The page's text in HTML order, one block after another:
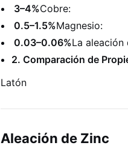
3–4%Cobre:
0.5–1.5%Magnesio:
0.03–0.06%La
2. Comparación de
Latón
Aleación de Zinc